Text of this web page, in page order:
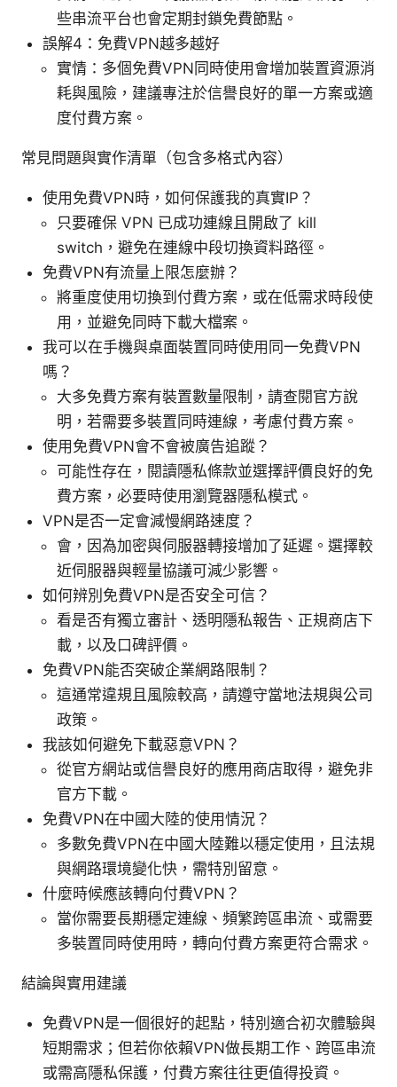
些串流平台也會定期封鎖免費節點。
誤解4：免費VPN越多越好
實情：多個免費VPN同時使用會增加裝置資源消
耗與風險，建議專注於信譽良好的單一方案或適
度付費方案。
常見問題與實作清單（包含多格式內容）
使用免費VPN時，如何保護我的真實IP？
只要確保 VPN 已成功連線且開啟了 kill
switch，避免在連線中段切換資料路徑。
免費VPN有流量上限怎麼辦？
將重度使用切換到付費方案，或在低需求時段使
用，並避免同時下載大檔案。
我可以在手機與桌面裝置同時使用同一免費VPN
嗎？
大多免費方案有裝置數量限制，請查閱官方說
明，若需要多裝置同時連線，考慮付費方案。
使用免費VPN會不會被廣告追蹤？
可能性存在，閱讀隱私條款並選擇評價良好的免
費方案，必要時使用瀏覽器隱私模式。
VPN是否一定會減慢網路速度？
會，因為加密與伺服器轉接增加了延遲。選擇較
近伺服器與輕量協議可減少影響。
如何辨別免費VPN是否安全可信？
看是否有獨立審計、透明隱私報告、正規商店下
載，以及口碑評價。
免費VPN能否突破企業網路限制？
這通常違規且風險較高，請遵守當地法規與公司
政策。
我該如何避免下載惡意VPN？
從官方網站或信譽良好的應用商店取得，避免非
官方下載。
免費VPN在中國大陸的使用情況？
多數免費VPN在中國大陸難以穩定使用，且法規
與網路環境變化快，需特別留意。
什麼時候應該轉向付費VPN？
當你需要長期穩定連線、頻繁跨區串流、或需要
多裝置同時使用時，轉向付費方案更符合需求。
結論與實用建議
免費VPN是一個很好的起點，特別適合初次體驗與
短期需求；但若你依賴VPN做長期工作、跨區串流
或需高隱私保護，付費方案往往更值得投資。